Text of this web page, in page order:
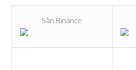
Sàn Binance